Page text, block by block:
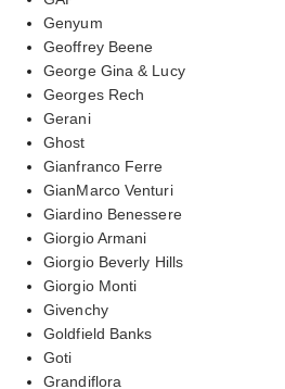
Genyum
Geoffrey Beene
George Gina & Lucy
Georges Rech
Gerani
Ghost
Gianfranco Ferre
GianMarco Venturi
Giardino Benessere
Giorgio Armani
Giorgio Beverly Hills
Giorgio Monti
Givenchy
Goldfield Banks
Goti
Grandiflora